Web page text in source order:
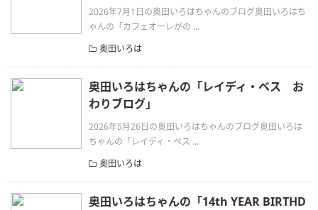
2026年7月1日の奥田いろはちゃんのブログ奥田いろはち
ゃんの「カフェオーレがの ...
奥田いろは
奥田いろはちゃんの「レイディ・ベス お
わりブログ」
2026年5月26日の奥田いろはちゃんのブログ奥田いろは
ちゃんの「レイディ・ベス ...
奥田いろは
奥田いろはちゃんの「14th YEAR BIRTHD